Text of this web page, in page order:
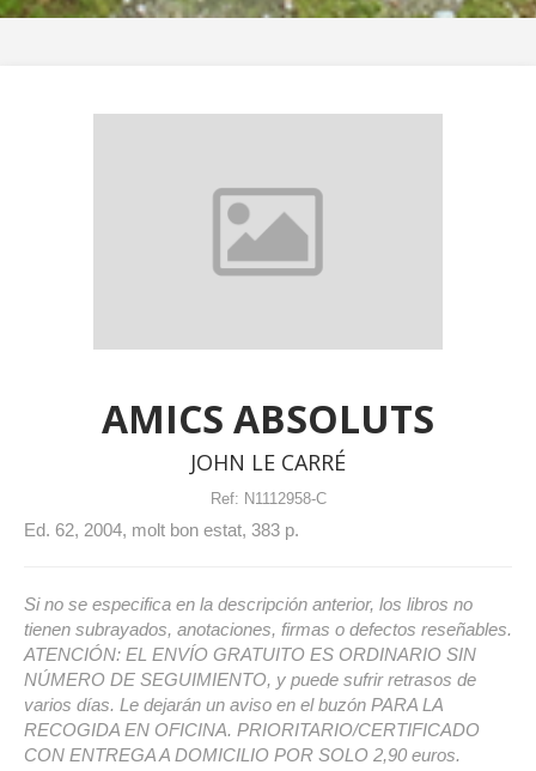
AMICS ABSOLUTS
JOHN LE CARRÉ
Ref: N1112958-C
Ed. 62, 2004, molt bon estat, 383 p.
Si no se especifica en la descripción anterior, los libros no
tienen subrayados, anotaciones, firmas o defectos reseñables.
ATENCIÓN: EL ENVÍO GRATUITO ES ORDINARIO SIN
NÚMERO DE SEGUIMIENTO, y puede sufrir retrasos de
varios días. Le dejarán un aviso en el buzón PARA LA
RECOGIDA EN OFICINA. PRIORITARIO/CERTIFICADO
CON ENTREGA A DOMICILIO POR SOLO 2,90 euros.